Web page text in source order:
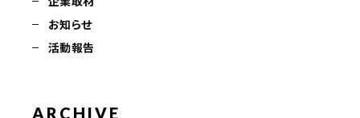
お知らせ
活動報告
ARCHIVE